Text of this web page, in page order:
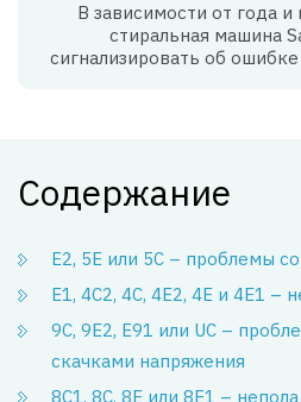
В зависимости от года
стиральная машина
сигнализировать об
Содержание
E2, 5E или 5C – проблемы
E1, 4C2, 4C, 4E2, 4E и 4E1 –
9C, 9E2, E91 или UC –
скачками напряжения
8C1, 8C, 8E или 8E1 –